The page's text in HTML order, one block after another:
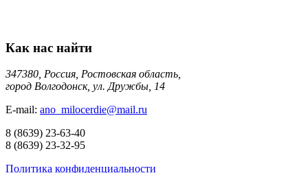
Как нас найти
347380, Россия, Ростовская область,
город Волгодонск, ул. Дружбы, 14
E-mail: ano_milocerdie@mail.ru
8 (8639) 23-63-40
8 (8639) 23-32-95
Политика конфиденциальности